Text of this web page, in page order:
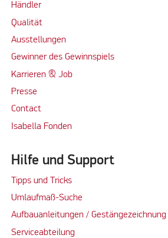
Händler
Qualität
Ausstellungen
Gewinner des Gewinnspiels
Karrieren & Job
Presse
Contact
Isabella Fonden
Hilfe und Support
Tipps und Tricks
Umlaufmaß-Suche
Aufbauanleitungen / Gestängezeichnung
Serviceabteilung